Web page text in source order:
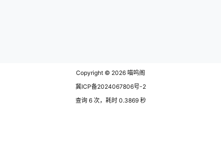
Copyright © 2026 喵呜阁
冀ICP备2024067806号-2
查询 6 次，耗时 0.3869 秒